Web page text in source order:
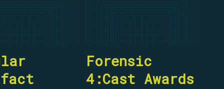
Forensic
4:Cast Awards